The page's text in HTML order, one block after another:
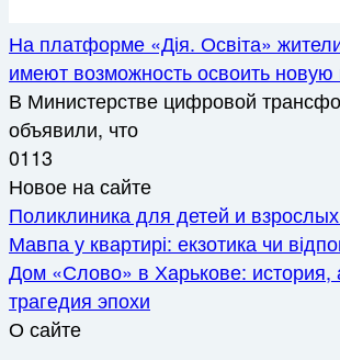
На платформе «Дія. Освіта»
имеют возможность освоить
В Министерстве цифровой
объявили, что
0113
Новое на сайте
Поликлиника для детей и
Мавпа у квартирі: екзотика чи
Дом «Слово» в Харькове: история,
трагедия эпохи
О сайте